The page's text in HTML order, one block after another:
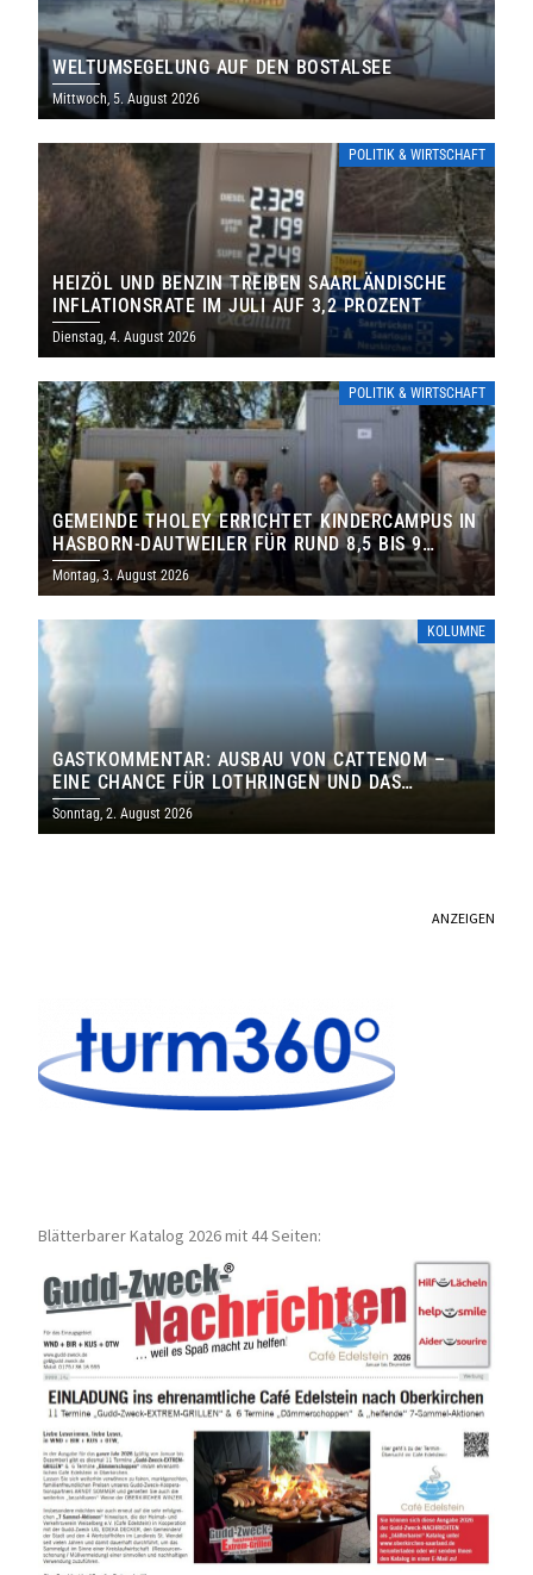
WELTUMSEGELUNG AUF DEN BOSTALSEE
Mittwoch, 5. August 2026
POLITIK & WIRTSCHAFT
HEIZÖL UND BENZIN TREIBEN SAARLÄNDISCHE
INFLATIONSRATE IM JULI AUF 3,2 PROZENT
Dienstag, 4. August 2026
POLITIK & WIRTSCHAFT
GEMEINDE THOLEY ERRICHTET KINDERCAMPUS IN
HASBORN-DAUTWEILER FÜR RUND 8,5 BIS 9
MILLIONEN EURO
Montag, 3. August 2026
KOLUMNE
GASTKOMMENTAR: AUSBAU VON CATTENOM –
EINE CHANCE FÜR LOTHRINGEN UND DAS
SAARLAND
Sonntag, 2. August 2026
ANZEIGEN
Blätterbarer Katalog 2026 mit 44 Seiten: